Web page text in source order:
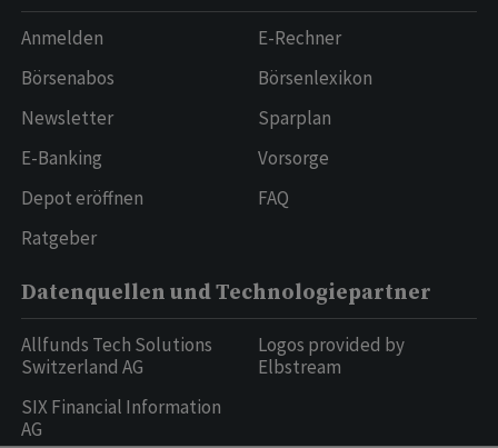
Anmelden
Börsenabos
Newsletter
E-Banking
Depot eröffnen
Ratgeber
E-Rechner
Börsenlexikon
Sparplan
Vorsorge
FAQ
Datenquellen und Technologiepartner
Allfunds Tech Solutions
Switzerland AG
SIX Financial Information
AG
Logos provided by
Elbstream